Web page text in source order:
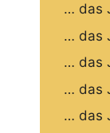
… das
… das
… das
… das
… das